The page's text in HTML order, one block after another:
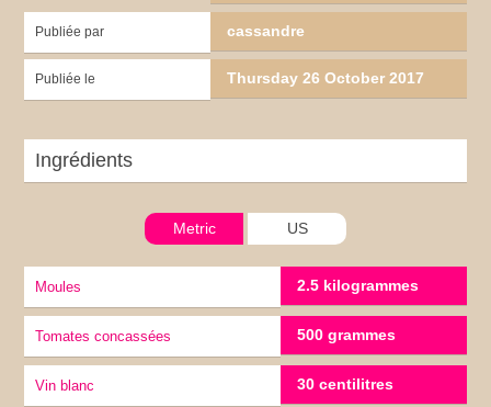
Publiée par cassandre
Publiée le Thursday 26 October 2017
Ingrédients
Metric US
moules 2.5 kilogrammes
tomates concassées 500 grammes
vin blanc 30 centilitres